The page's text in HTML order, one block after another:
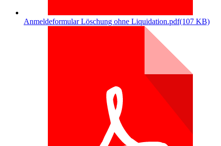
Anmeldeformular Löschung ohne Liquidation.pdf(107 KB)